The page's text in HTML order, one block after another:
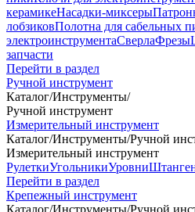
керамикеНасадки-миксеры
лобзиковПолотна для сабельных
электроинструментаСверлаФрезы
запчасти
Перейти в раздел
Ручной инструмент
Каталог/Инструменты/
Ручной инструмент
Измерительный инструмент
Каталог/Инструменты/Ручной
Измерительный инструмент
РулеткиУгольникиУровни
Перейти в раздел
Крепежный инструмент
Каталог/Инструменты/Ручной